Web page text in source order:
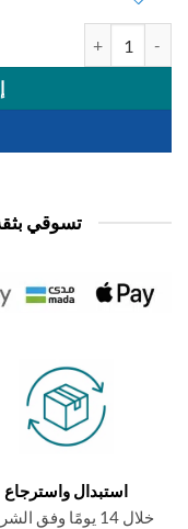
تسوقي بثقة —
استبدال واسترجاع